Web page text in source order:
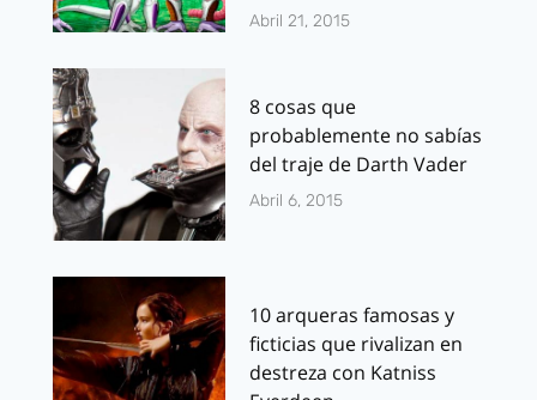
Abril 21, 2015
8 cosas que
probablemente no sabías
del traje de Darth Vader
Abril 6, 2015
10 arqueras famosas y
ficticias que rivalizan en
destreza con Katniss